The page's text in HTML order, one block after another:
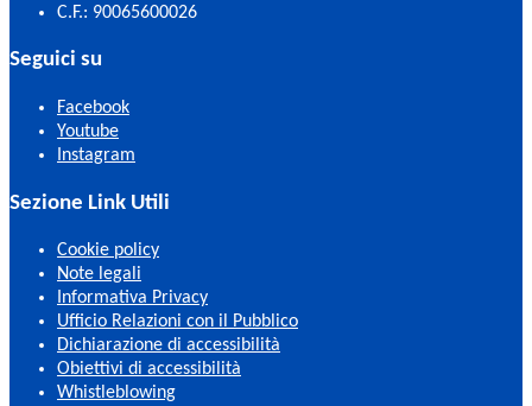
C.F.: 90065600026
Seguici su
Facebook
Youtube
Instagram
Sezione Link Utili
Cookie policy
Note legali
Informativa Privacy
Ufficio Relazioni con il Pubblico
Dichiarazione di accessibilità
Obiettivi di accessibilità
Whistleblowing